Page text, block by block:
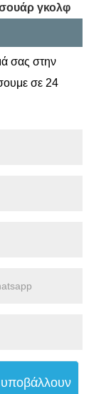
γκολφ
σας στην
σε 24
υποβάλλουν